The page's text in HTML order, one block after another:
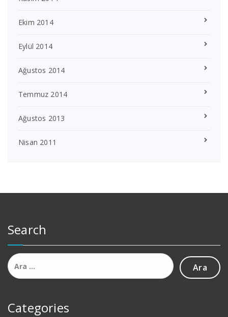
Ekim 2014
Eylül 2014
Ağustos 2014
Temmuz 2014
Ağustos 2013
Nisan 2011
Search
Arama:
Categories